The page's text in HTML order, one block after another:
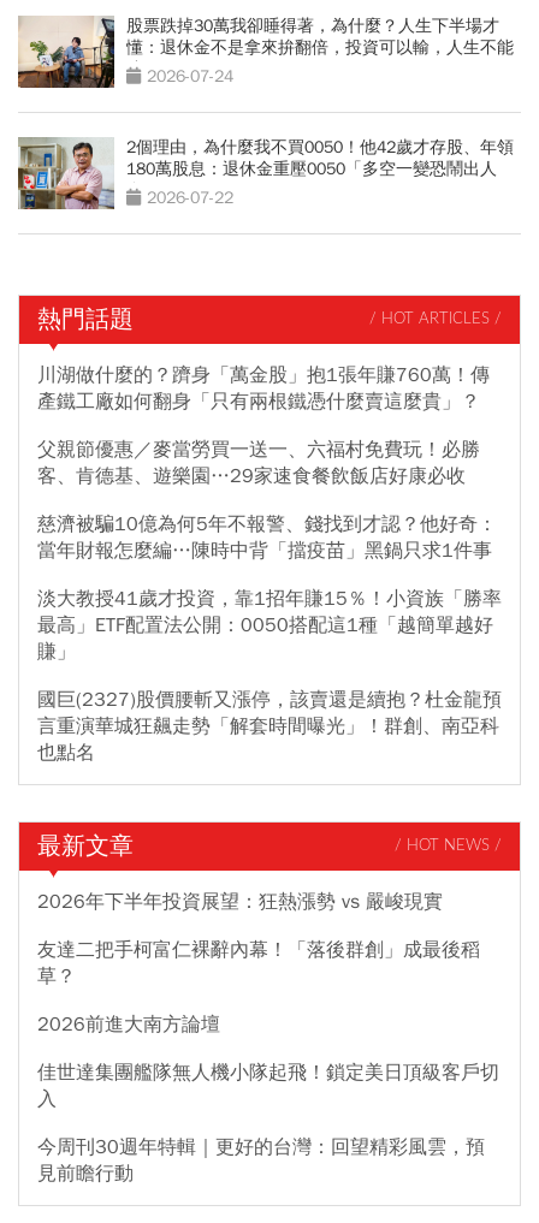
股票跌掉30萬我卻睡得著，為什麼？人生下半場才
懂：退休金不是拿來拚翻倍，投資可以輸，人生不能
賭 2026-07-24
2個理由，為什麼我不買0050！他42歲才存股、年領
180萬股息：退休金重壓0050「多空一變恐鬧出人
命」2026-07-22
熱門話題 / HOT ARTICLES /
川湖做什麼的？躋身「萬金股」抱1張年賺760萬！傳
產鐵工廠如何翻身「只有兩根鐵憑什麼賣這麼貴」？
父親節優惠／麥當勞買一送一、六福村免費玩！必勝
客、肯德基、遊樂園…29家速食餐飲飯店好康必收
慈濟被騙10億為何5年不報警、錢找到才認？他好奇：
當年財報怎麼編…陳時中背「擋疫苗」黑鍋只求1件事
淡大教授41歲才投資，靠1招年賺15％！小資族「勝率
最高」ETF配置法公開：0050搭配這1種「越簡單越好
賺」
國巨(2327)股價腰斬又漲停，該賣還是續抱？杜金龍預
言重演華城狂飆走勢「解套時間曝光」！群創、南亞科
也點名
最新文章 / HOT NEWS /
2026年下半年投資展望：狂熱漲勢 vs 嚴峻現實
友達二把手柯富仁裸辭內幕！「落後群創」成最後稻
草？
2026前進大南方論壇
佳世達集團艦隊無人機小隊起飛！鎖定美日頂級客戶切
入
今周刊30週年特輯｜更好的台灣：回望精彩風雲，預
見前瞻行動